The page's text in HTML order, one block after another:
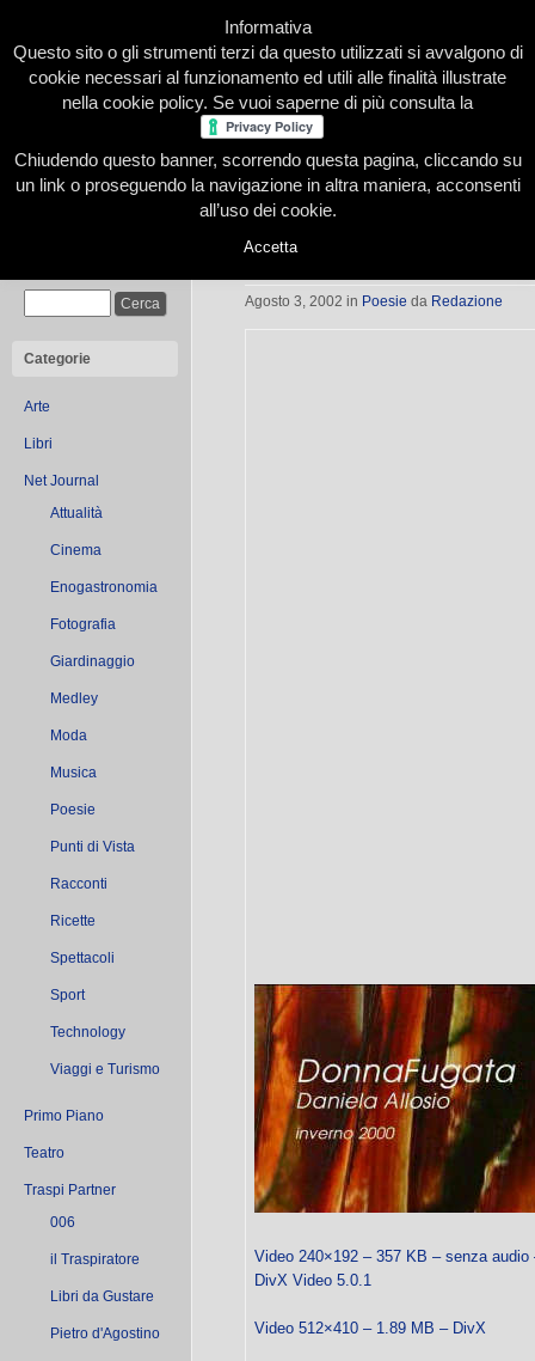
Home Presentazione Redazione Le nostre firme
Categorie
Arte
Libri
Net Journal
Attualità
Cinema
Enogastronomia
Fotografia
Giardinaggio
Medley
Moda
Musica
Poesie
Punti di Vista
Racconti
Ricette
Spettacoli
Sport
Technology
Viaggi e Turismo
Primo Piano
Teatro
Traspi Partner
006
il Traspiratore
Libri da Gustare
Pietro d'Agostino
Istinto primordiale
Agosto 3, 2002 in Poesie da Redazione
Video 240×192 – 357 KB – senza audio
DivX Video 5.0.1
Video 512×410 – 1.89 MB – DivX
Informativa
Questo sito o gli strumenti terzi da questo utilizzati si avvalgono di
cookie necessari al funzionamento ed utili alle finalità illustrate
nella cookie policy. Se vuoi saperne di più consulta la
Chiudendo questo banner, scorrendo questa pagina, cliccando su
un link o proseguendo la navigazione in altra maniera, acconsenti
all’uso dei cookie.
Accetta